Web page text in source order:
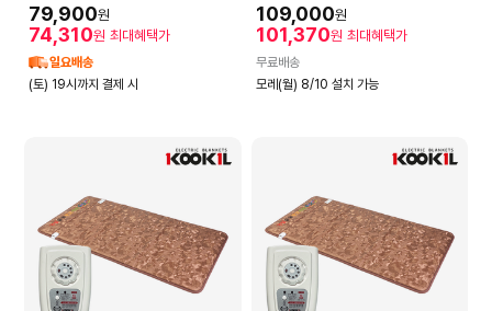
79,900원
74,310원 최대혜택가
일요배송
(토) 19시까지 결제 시
109,000원
101,370원 최대혜택가
무료배송
모레(월) 8/10 설치 가능